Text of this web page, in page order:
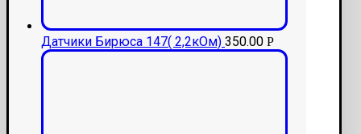
Датчики Бирюса 147( 2,2кОм) 350.00 Р